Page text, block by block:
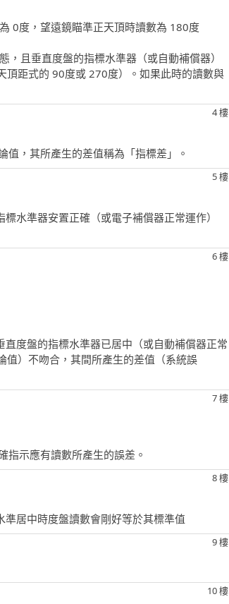
0度，望遠鏡瞄準正天頂時讀數為 180度
且垂直度盤的指標水準器（或自動補償器）
頂距式的 90度或 270度）。如果此時的讀數與
4 樓
，其所產生的差值稱為「指標差」。
5 樓
水準器安置正確（或電子補償器正常運作）
6 樓
度盤的指標水準器已居中（或自動補償器正常
值）不吻合，其間所產生的差值（系統誤
7 樓
指示應有讀數所產生的誤差。
8 樓
居中時度盤讀數會剛好等於其標準值
9 樓
10 樓